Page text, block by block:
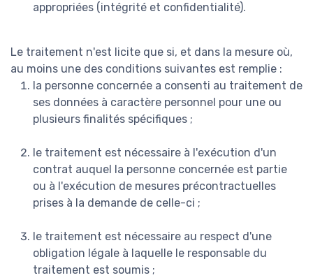
appropriées (intégrité et confidentialité).
Le traitement n'est licite que si, et dans la mesure où,
au moins une des conditions suivantes est remplie :
la personne concernée a consenti au traitement de
ses données à caractère personnel pour une ou
plusieurs finalités spécifiques ;
le traitement est nécessaire à l'exécution d'un
contrat auquel la personne concernée est partie
ou à l'exécution de mesures précontractuelles
prises à la demande de celle-ci ;
le traitement est nécessaire au respect d'une
obligation légale à laquelle le responsable du
traitement est soumis ;